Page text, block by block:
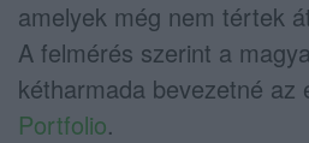
amelyek még nem tértek
A felmérés szerint a
kétharmada bevezetné az
Portfolio.